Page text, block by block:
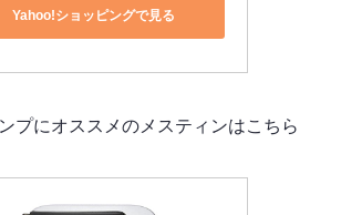
Yahoo!ショッピングで見る
プにオススメのメスティンはこちら